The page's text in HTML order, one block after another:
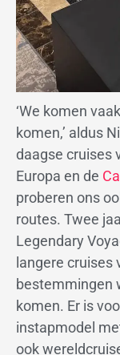
‘We komen
komen,’ aldus
daagse cruises
Europa en de
proberen ons
routes. Twee
Legendary
langere cruises
bestemmingen
komen. Er is
instapmodel
ook